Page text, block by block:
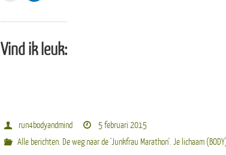
Vind ik leuk:
run4bodyandmind
5 februari 2015
Alle berichten, De weg naar de 'Junkfrau Marathon',Je lichaam